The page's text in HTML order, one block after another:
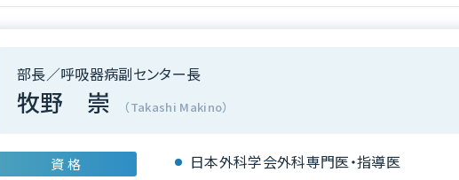
部長／呼吸器病副センター長
牧野 崇 （Takashi Makino）
資 格
日本外科学会外科専門医・指導医